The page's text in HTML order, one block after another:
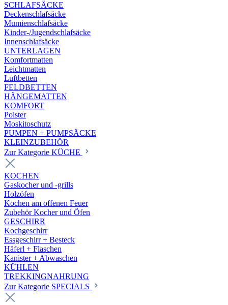
SCHLAFSÄCKE
Deckenschlafsäcke
Mumienschlafsäcke
Kinder-/Jugendschlafsäcke
Innenschlafsäcke
UNTERLAGEN
Komfortmatten
Leichtmatten
Luftbetten
FELDBETTEN
HÄNGEMATTEN
KOMFORT
Polster
Moskitoschutz
PUMPEN + PUMPSÄCKE
KLEINZUBEHÖR
Zur Kategorie KÜCHE
KOCHEN
Gaskocher und -grills
Holzöfen
Kochen am offenen Feuer
Zubehör Kocher und Öfen
GESCHIRR
Kochgeschirr
Essgeschirr + Besteck
Häferl + Flaschen
Kanister + Abwaschen
KÜHLEN
TREKKINGNAHRUNG
Zur Kategorie SPECIALS